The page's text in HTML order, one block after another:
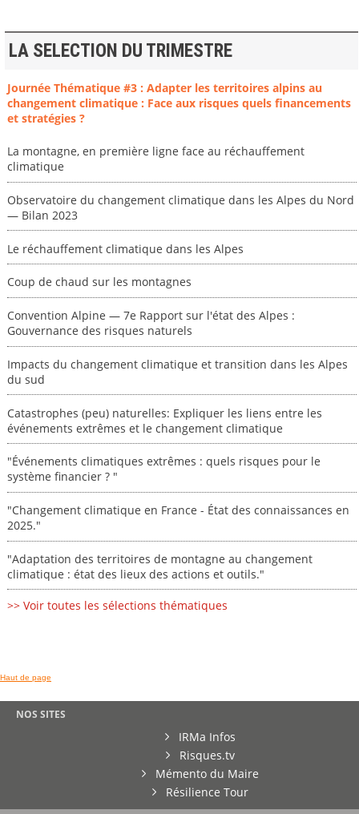
LA SELECTION DU TRIMESTRE
Journée Thématique #3 : Adapter les territoires alpins au
changement climatique : Face aux risques quels financements
et stratégies ?
La montagne, en première ligne face au réchauffement
climatique
Observatoire du changement climatique dans les Alpes du Nord
— Bilan 2023
Le réchauffement climatique dans les Alpes
Coup de chaud sur les montagnes
Convention Alpine — 7e Rapport sur l'état des Alpes :
Gouvernance des risques naturels
Impacts du changement climatique et transition dans les Alpes
du sud
Catastrophes (peu) naturelles: Expliquer les liens entre les
événements extrêmes et le changement climatique
"Événements climatiques extrêmes : quels risques pour le
système financier ? "
"Changement climatique en France - État des connaissances en
2025."
"Adaptation des territoires de montagne au changement
climatique : état des lieux des actions et outils."
>> Voir toutes les sélections thématiques
Haut de page
NOS SITES
IRMa Infos
Risques.tv
Mémento du Maire
Résilience Tour